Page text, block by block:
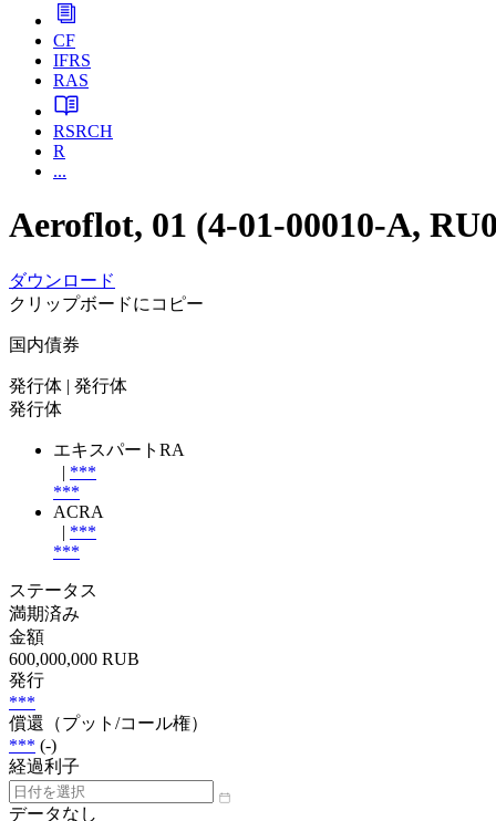
CF
IFRS
RAS
RSRCH
R
...
Aeroflot, 01 (4-01-00010-A,
ダウンロード
クリップボードにコピー
国内債券
発行体 | 発行体
発行体
エキスパートRA
| ***
***
ACRA
| ***
***
ステータス
満期済み
金額
600,000,000 RUB
発行
***
償還（プット/コール権）
*** (-)
経過利子
データなし